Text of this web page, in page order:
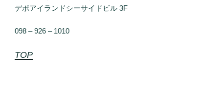
デポアイランドシーサイドビル 3F
098 – 926 – 1010
TOP